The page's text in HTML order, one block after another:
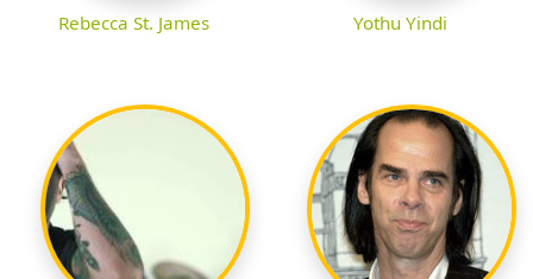
Rebecca St. James Yothu Yindi